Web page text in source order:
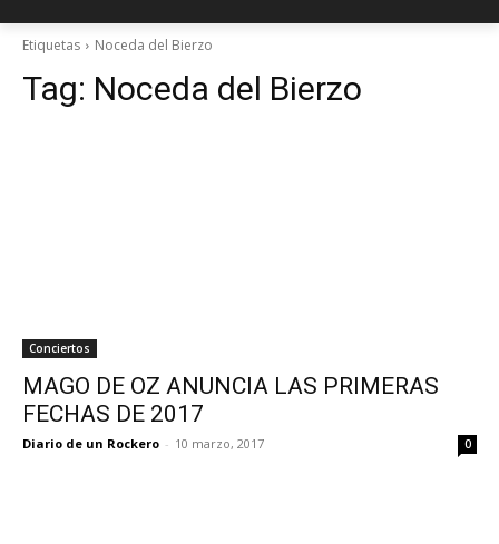
Etiquetas Noceda del Bierzo
Tag: Noceda del Bierzo
Conciertos
MAGO DE OZ ANUNCIA LAS PRIMERAS
FECHAS DE 2017
Diario de un Rockero - 10 marzo, 2017 0